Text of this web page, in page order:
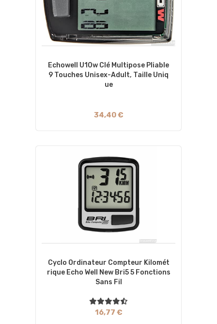
Echowell U10w Clé Multipose Pliable
9 Touches Unisex-Adult, Taille Uniq
Ue
34,40 €
Cyclo Ordinateur Compteur Kilomét
Rique Echo Well New Bri5 5 Fonctions
Sans Fil
16,77 €